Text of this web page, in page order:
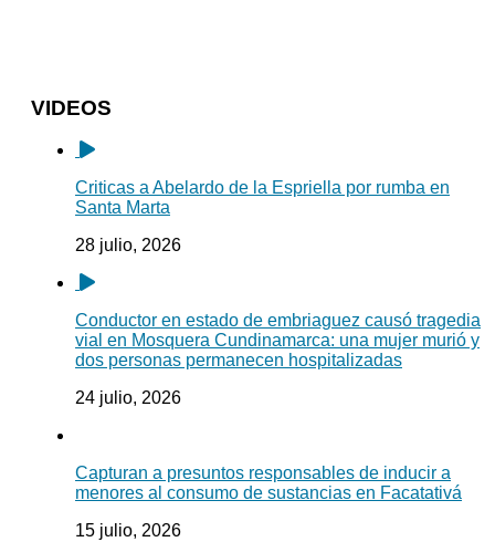
VIDEOS
Criticas a Abelardo de la Espriella por rumba en
Santa Marta
28 julio, 2026
Conductor en estado de embriaguez causó tragedia
vial en Mosquera Cundinamarca: una mujer murió y
dos personas permanecen hospitalizadas
24 julio, 2026
Capturan a presuntos responsables de inducir a
menores al consumo de sustancias en Facatativá
15 julio, 2026